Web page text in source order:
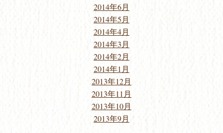
2014年6月
2014年5月
2014年4月
2014年3月
2014年2月
2014年1月
2013年12月
2013年11月
2013年10月
2013年9月